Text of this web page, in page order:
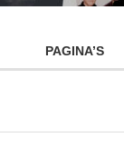
PAGINA’S